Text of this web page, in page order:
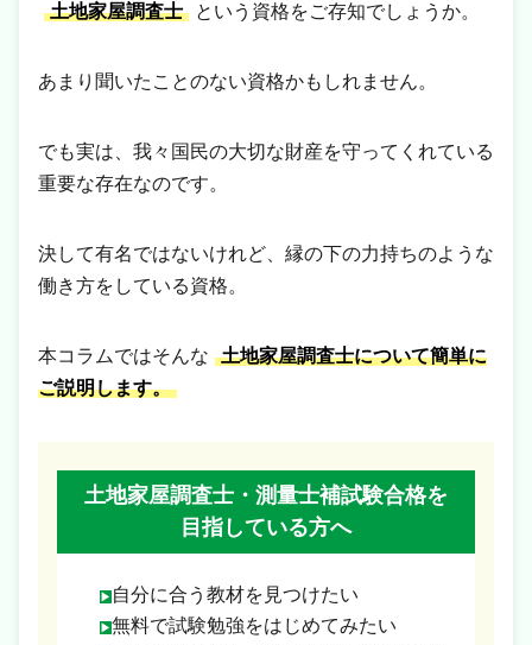
土地家屋調査士 という資格をご存知でしょうか。
あまり聞いたことのない資格かもしれません。
でも実は、我々国民の大切な財産を守ってくれている
重要な存在なのです。
決して有名ではないけれど、縁の下の力持ちのような
働き方をしている資格。
本コラムではそんな
土地家屋調査士について簡単に
ご説明します。
土地家屋調査士・測量士補試験合格を
目指している方へ
自分に合う教材を見つけたい
無料で試験勉強をはじめてみたい